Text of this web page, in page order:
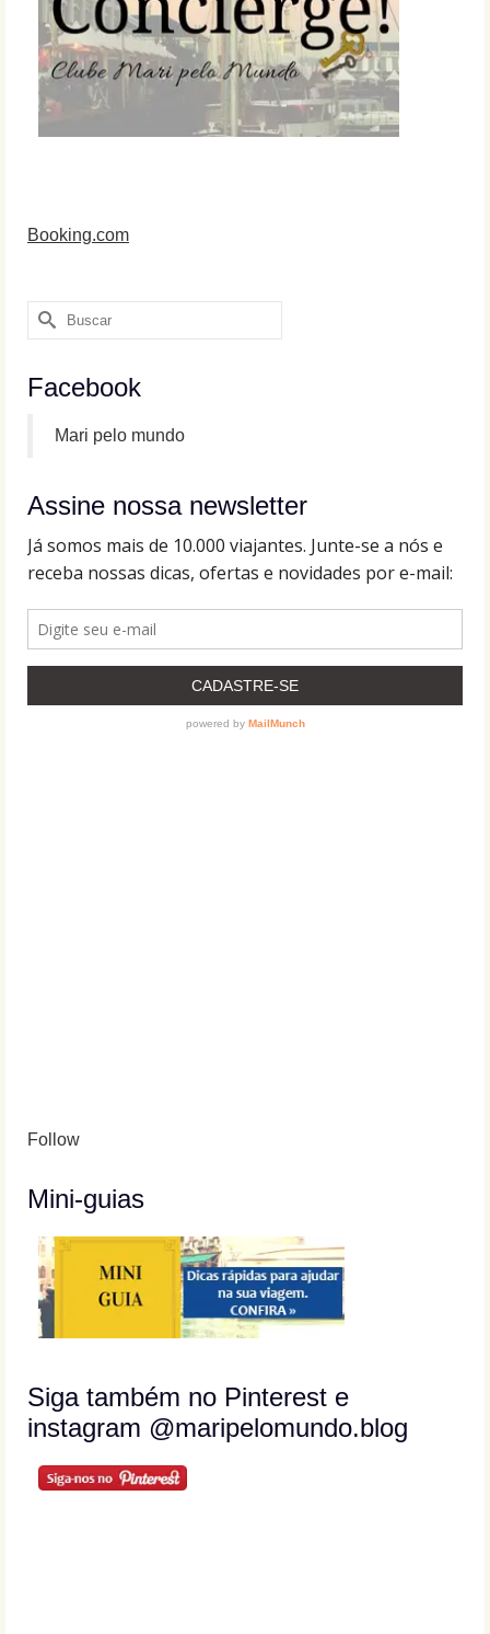
Booking.com
Buscar
por:
Facebook
Mari pelo mundo
Assine nossa newsletter
Follow
Mini-guias
Siga também no Pinterest e
instagram @maripelomundo.blog